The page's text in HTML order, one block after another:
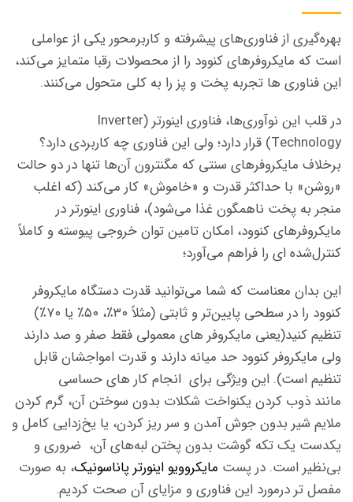
بهره‌گیری از فناوری‌های پیشرفته و کاربرمحور یکی از عواملی
است که مایکروفرهای کنوود را از محصولات رقبا متمایز می‌کند،
این فناوری ها تجربه پخت و پز را به کلی متحول می‌کنند.
در قلب این نوآوری‌ها، فناوری اینورتر (Inverter
Technology) قرار دارد؛ ولی این فناوری چه کاربردی دارد؟
برخلاف مایکروفرهای سنتی که مگنترون آن‌ها تنها در دو حالت
«روشن» با حداکثر قدرت و «خاموش» کار می‌کند (که اغلب
منجر به پخت ناهمگون غذا می‌شود)، فناوری اینورتر در
مایکروفرهای کنوود، امکان تامین توان خروجی پیوسته و کاملاً
کنترل‌شده ای را فراهم می‌آورد؛
این بدان معناست که شما می‌توانید قدرت دستگاه مایکروفر
کنوود را در سطحی پایین‌تر و ثابتی (مثلاً ۳۰٪، ۵۰٪ یا ۷۰٪)
تنظیم کنید(یعنی مایکروفر های معمولی فقط صفر و صد دارند
ولی مایکروفر کنوود حد میانه دارند و قدرت امواجشان قابل
تنظیم است). این ویژگی برای انجام کار های حساسی
مانند ذوب کردن یکنواخت شکلات بدون سوختن آن، گرم کردن
ملایم شیر بدون جوش آمدن و سر ریز کردن، یا یخ‌زدایی کامل و
یکدست یک تکه گوشت بدون پختن لبه‌های آن، ضروری و
بی‌نظیر است. در پست مایکروویو اینورتر پاناسونیک، به صورت
مفصل تر درمورد این فناوری و مزایای آن صحت کردیم.